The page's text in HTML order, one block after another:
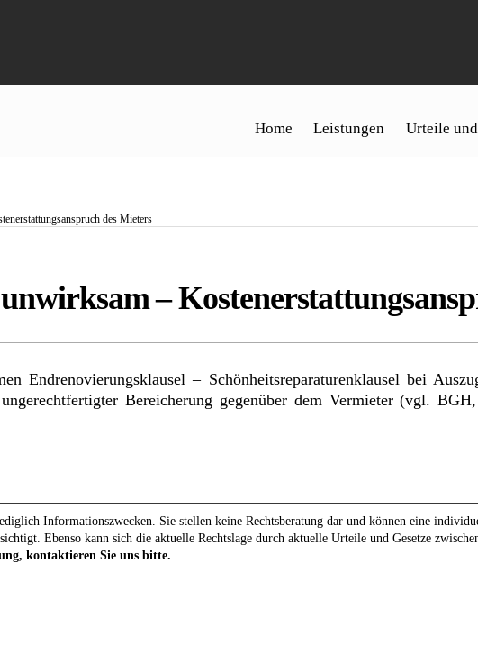
Home Leistungen Urteile
des Mieters
–
Endrenovierungsklausel – Schönheitsreparaturenklausel bei
ungerechtfertigter Bereicherung gegenüber dem Vermieter (vgl.
Informationszwecken. Sie stellen keine Rechtsberatung dar und können eine
Ebenso kann sich die aktuelle Rechtslage durch aktuelle Urteile und Gesetze
kontaktieren Sie uns bitte.